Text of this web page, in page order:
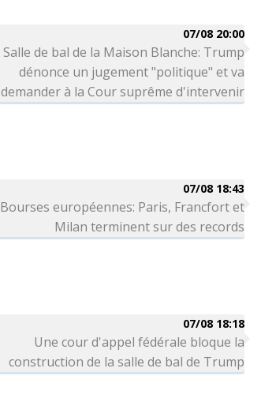
07/08 20:00
Salle de bal de la Maison Blanche: Trump
dénonce un jugement "politique" et va
demander à la Cour suprême d'intervenir
07/08 18:43
Bourses européennes: Paris, Francfort et
Milan terminent sur des records
07/08 18:18
Une cour d'appel fédérale bloque la
construction de la salle de bal de Trump